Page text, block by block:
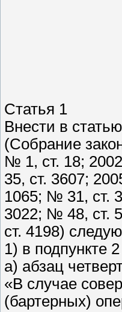
Статья 1
Внести в
(Собрание
№ 1, ст. 18;
35, ст. 3607;
1065; № 31, ст.
3022; № 48, ст.
ст. 4198)
1) в подпункте
а) абзац
«В случае
(бартерных)